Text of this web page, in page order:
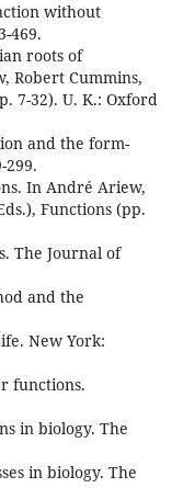
without
469.
roots of
Robert Cummins,
7-32). U. K.: Oxford
and the form-
299.
In André Ariew,
Functions (pp.
The Journal of
and the
New York:
functions.
in biology. The
in biology. The